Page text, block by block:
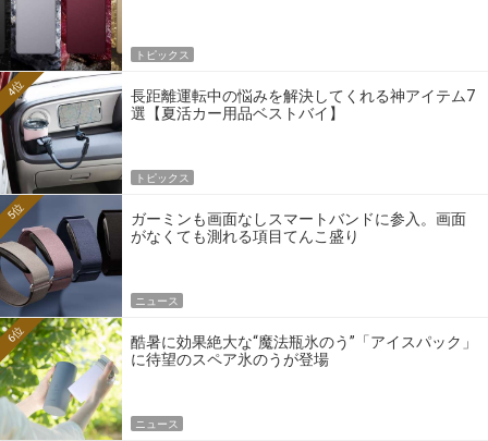
トピックス
長距離運転中の悩みを解決してくれる神アイテム7
選【夏活カー用品ベストバイ】
4位
トピックス
ガーミンも画面なしスマートバンドに参入。画面
がなくても測れる項目てんこ盛り
5位
ニュース
酷暑に効果絶大な“魔法瓶氷のう”「アイスパック」
に待望のスペア氷のうが登場
6位
ニュース